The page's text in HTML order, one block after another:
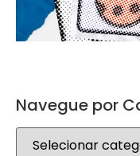
Navegue por